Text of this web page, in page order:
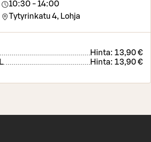
10:30 - 14:00
Tytyrinkatu 4, Lohja
Hinta: 13,90 €
L Hinta: 13,90 €